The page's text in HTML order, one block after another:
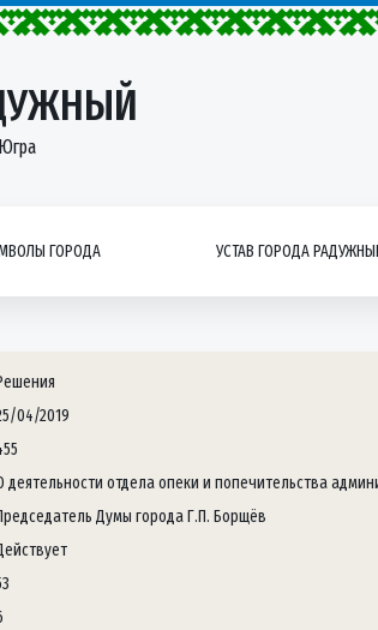
ГОРОДА УСТАВ ГОРОДА
04/2019
деятельности отдела опеки и попечительства
Думы города Г.П. Борщёв